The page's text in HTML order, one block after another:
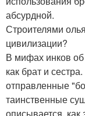
абсурдной.
Строителями
цивилизации?
В мифах инков
как брат и
отправленные
таинственные